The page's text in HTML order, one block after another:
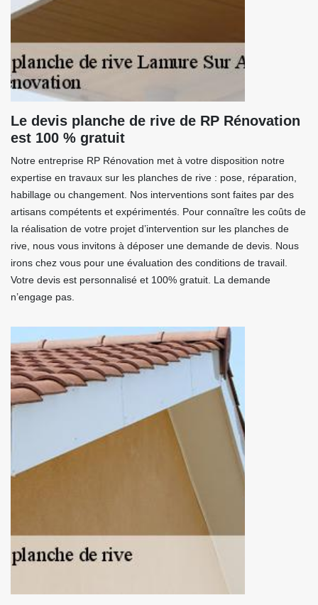
Le devis planche de rive de RP Rénovation
est 100 % gratuit
Notre entreprise RP Rénovation met à votre disposition notre
expertise en travaux sur les planches de rive : pose, réparation,
habillage ou changement. Nos interventions sont faites par des
artisans compétents et expérimentés. Pour connaître les coûts de
la réalisation de votre projet d’intervention sur les planches de
rive, nous vous invitons à déposer une demande de devis. Nous
irons chez vous pour une évaluation des conditions de travail.
Votre devis est personnalisé et 100% gratuit. La demande
n’engage pas.